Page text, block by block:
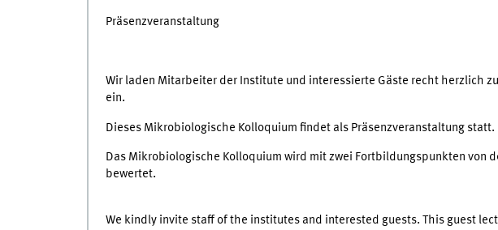
Präsenzveranstaltung
Wir laden Mitarbeiter der Institute und interessierte Gäste recht herzlich
ein.
Dieses Mikrobiologische Kolloquium findet als Präsenzveranstaltung statt.
Das Mikrobiologische Kolloquium wird mit zwei Fortbildungspunkten von
bewertet.
We kindly invite staff of the institutes and interested guests. This guest